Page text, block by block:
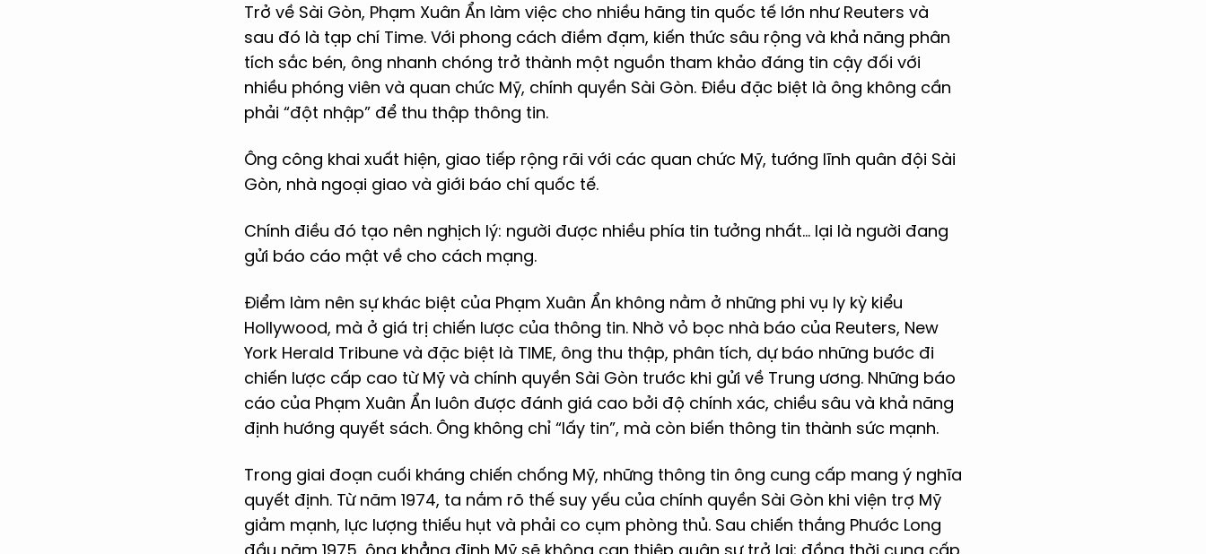
Trở về Sài Gòn, Phạm Xuân Ẩn làm việc cho nhiều hãng tin quốc tế lớn như Reuters và
sau đó là tạp chí Time. Với phong cách điềm đạm, kiến thức sâu rộng và khả năng phân
tích sắc bén, ông nhanh chóng trở thành một nguồn tham khảo đáng tin cậy đối với
nhiều phóng viên và quan chức Mỹ, chính quyền Sài Gòn. Điều đặc biệt là ông không cần
phải “đột nhập” để thu thập thông tin.
Ông công khai xuất hiện, giao tiếp rộng rãi với các quan chức Mỹ, tướng lĩnh quân đội Sài
Gòn, nhà ngoại giao và giới báo chí quốc tế.
Chính điều đó tạo nên nghịch lý: người được nhiều phía tin tưởng nhất… lại là người đang
gửi báo cáo mật về cho cách mạng.
Điểm làm nên sự khác biệt của Phạm Xuân Ẩn không nằm ở những phi vụ ly kỳ kiểu
Hollywood, mà ở giá trị chiến lược của thông tin. Nhờ vỏ bọc nhà báo của Reuters, New
York Herald Tribune và đặc biệt là TIME, ông thu thập, phân tích, dự báo những bước đi
chiến lược cấp cao từ Mỹ và chính quyền Sài Gòn trước khi gửi về Trung ương. Những báo
cáo của Phạm Xuân Ẩn luôn được đánh giá cao bởi độ chính xác, chiều sâu và khả năng
định hướng quyết sách. Ông không chỉ “lấy tin”, mà còn biến thông tin thành sức mạnh.
Trong giai đoạn cuối kháng chiến chống Mỹ, những thông tin ông cung cấp mang ý nghĩa
quyết định. Từ năm 1974, ta nắm rõ thế suy yếu của chính quyền Sài Gòn khi viện trợ Mỹ
giảm mạnh, lực lượng thiếu hụt và phải co cụm phòng thủ. Sau chiến thắng Phước Long